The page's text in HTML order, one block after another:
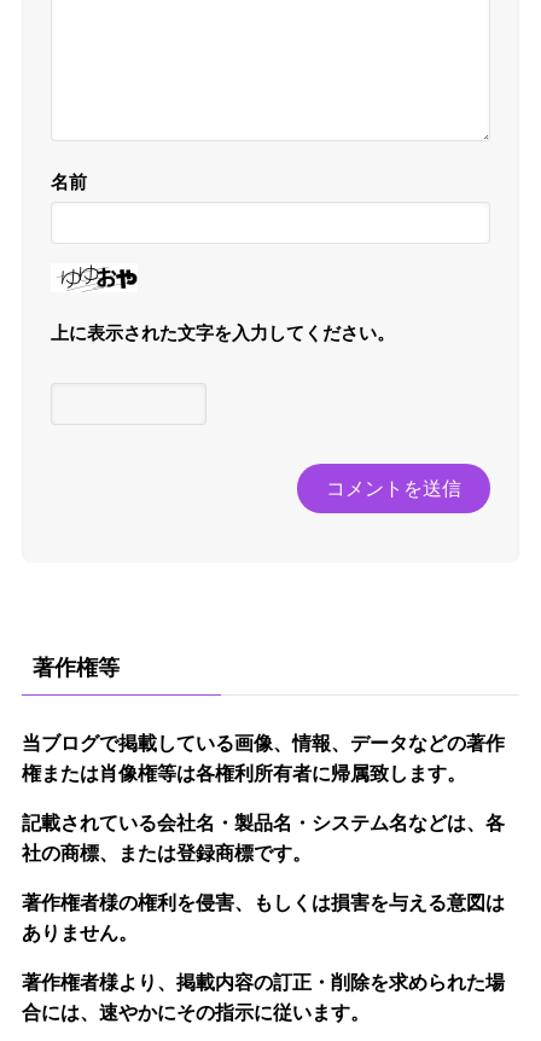
名前
上に表示された文字を入力してください。
著作権等
当ブログで掲載している画像、情報、データなどの著作
権または肖像権等は各権利所有者に帰属致します。
記載されている会社名・製品名・システム名などは、各
社の商標、または登録商標です。
著作権者様の権利を侵害、もしくは損害を与える意図は
ありません。
著作権者様より、掲載内容の訂正・削除を求められた場
合には、速やかにその指示に従います。